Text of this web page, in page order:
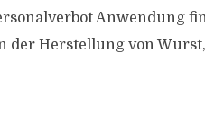
Anwendung
Herstellung von